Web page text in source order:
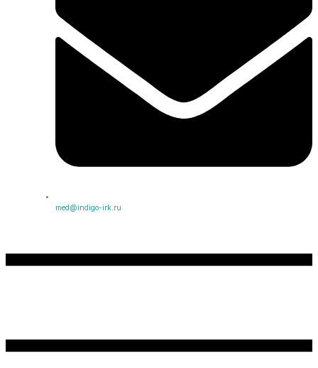
med@indigo-irk.ru